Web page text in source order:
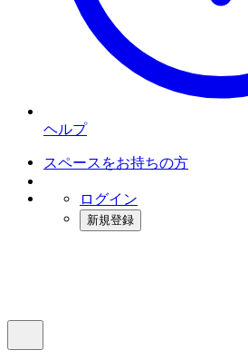
ヘルプ
スペースをお持ちの方
ログイン
新規登録